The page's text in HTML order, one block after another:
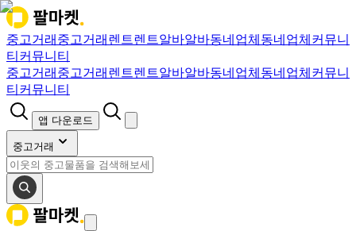
중고거래 중고거래 렌트렌트알바알바동네업체 동네업체 커뮤니
티 커뮤니티
중고거래 중고거래 렌트렌트알바알바동네업체 동네업체 커뮤니
티 커뮤니티
앱 다운로드
중고거래